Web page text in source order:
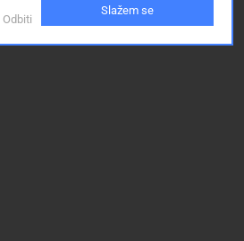
Odbiti
Slažem se